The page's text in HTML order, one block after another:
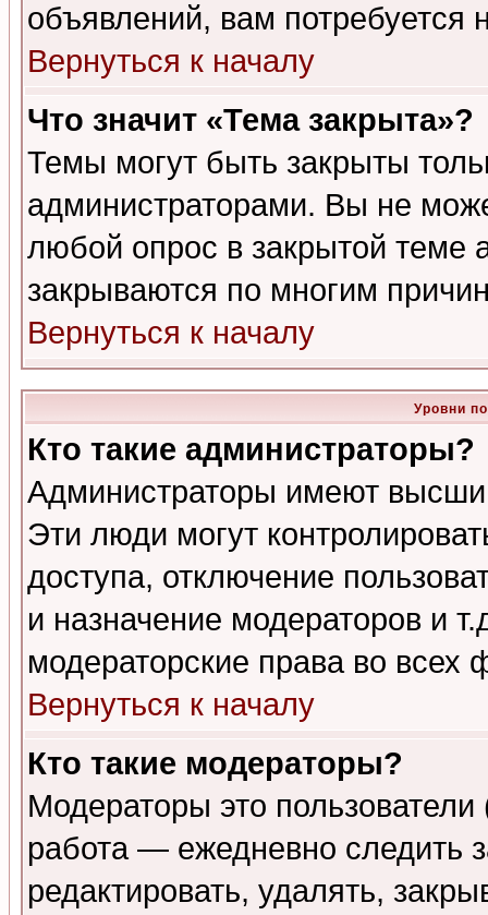
объявлений, вам потребуется
Вернуться к началу
Что значит «Тема закрыта»?
Темы могут быть закрыты
администраторами. Вы не
любой опрос в закрытой теме
закрываются по многим
Вернуться к началу
Уровни
Кто такие администраторы?
Администраторы имеют
Эти люди могут
доступа, отключение
и назначение модераторов и
модераторские права во всех
Вернуться к началу
Кто такие модераторы?
Модераторы это
работа — ежедневно следить
редактировать, удалять,